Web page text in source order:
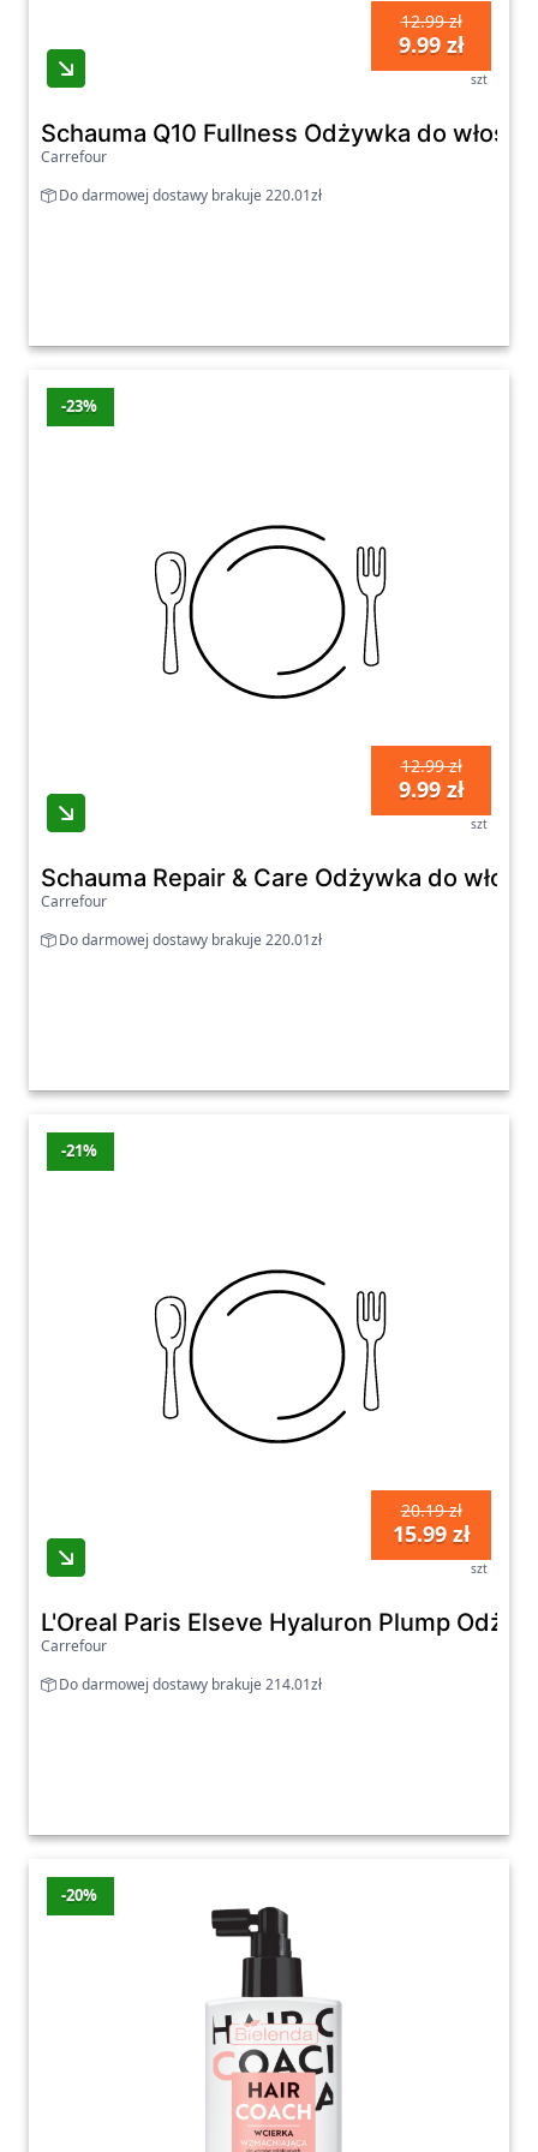
12.99 zł
9.99 zł
szt
Schauma Q10 Fullness Odżywka do
Carrefour
Do darmowej dostawy brakuje 220.01zł
-23%
12.99 zł
9.99 zł
szt
Schauma Repair & Care Odżywka do
Carrefour
Do darmowej dostawy brakuje 220.01zł
-21%
20.19 zł
15.99 zł
szt
L'Oreal Paris Elseve Hyaluron Plump
Carrefour
Do darmowej dostawy brakuje 214.01zł
-20%